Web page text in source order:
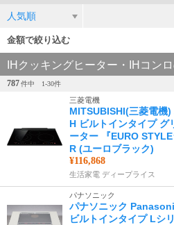
人気順
金額で絞り込む
IHクッキングヒーター・IHコン
787件中 1-30件
三菱電機
MITSUBISHI(三菱電機
H ビルトインタイプ グ
ーター 『EURO
R (ユーロブラック)
¥116,868
生活家電 ディープライス
パナソニック
パナソニック
ビルトインタイプ Lシ